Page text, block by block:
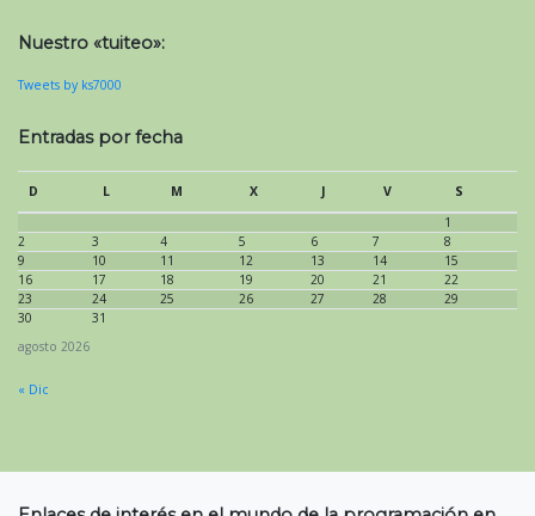
Nuestro «tuiteo»:
Tweets by ks7000
Entradas por fecha
agosto 2026
D L M X J V
S
1
2
3 4 5 6 7
8
9
10 11 12 13 14
15
16
17 18 19 20 21
22
23
24 25 26 27 28
29
30
31
« Dic